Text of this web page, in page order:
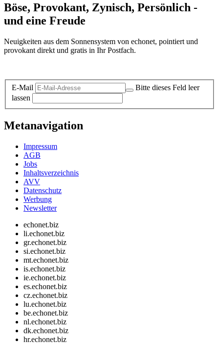
Böse, Provokant, Zynisch, Persönlich -
und eine Freude
Neuigkeiten aus dem Sonnensystem von echonet, pointiert und
provokant direkt und gratis in Ihr Postfach.
E-Mail
Bitte dieses Feld leer
lassen
Metanavigation
Impressum
AGB
Jobs
Inhaltsverzeichnis
AVV
Datenschutz
Werbung
Newsletter
echonet.biz
li.echonet.biz
gr.echonet.biz
si.echonet.biz
mt.echonet.biz
is.echonet.biz
ie.echonet.biz
es.echonet.biz
cz.echonet.biz
lu.echonet.biz
be.echonet.biz
nl.echonet.biz
dk.echonet.biz
hr.echonet.biz